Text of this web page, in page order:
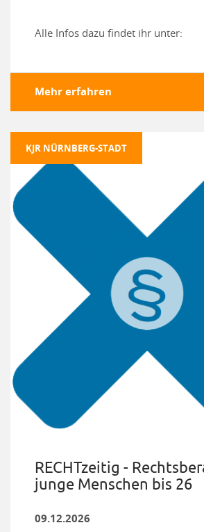
Alle Infos dazu findet ihr unter:
Mehr erfahren
KJR NÜRNBERG-STADT
RECHTzeitig -
junge Menschen bis 26
09.12.2026